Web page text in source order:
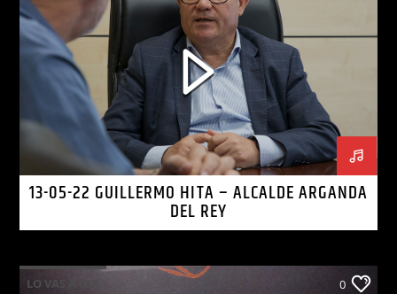
13-05-22 GUILLERMO HITA – ALCALDE ARGANDA
DEL REY
LO VAS A OIR 0